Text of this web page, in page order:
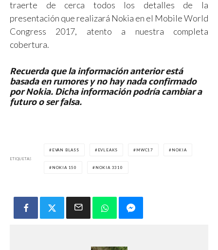
traerte de cerca todos los detalles de la
presentación que realizará Nokia en el Mobile World
Congress 2017, atento a nuestra completa
cobertura.
Recuerda que la información anterior está
basada en rumores y no hay nada confirmado
por Nokia. Dicha información podría cambiar a
futuro o ser falsa.
ETIQUETAS
EVAN BLASS EVLEAKS MWC17 NOKIA
NOKIA 150 NOKIA 3310